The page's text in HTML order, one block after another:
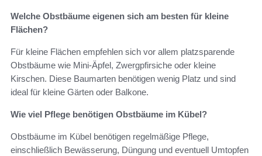
Welche Obstbäume eigenen sich am besten für kleine
Flächen?
Für kleine Flächen empfehlen sich vor allem platzsparende
Obstbäume wie Mini-Äpfel, Zwergpfirsiche oder kleine
Kirschen. Diese Baumarten benötigen wenig Platz und sind
ideal für kleine Gärten oder Balkone.
Wie viel Pflege benötigen Obstbäume im Kübel?
Obstbäume im Kübel benötigen regelmäßige Pflege,
einschließlich Bewässerung, Düngung und eventuell Umtopfen